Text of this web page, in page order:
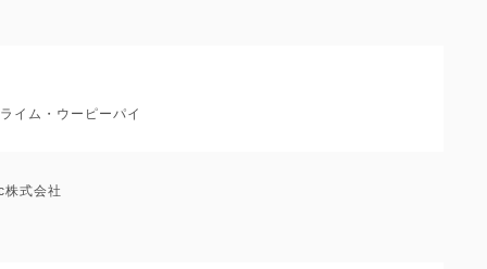
イム・ウーピーパイ
式会社